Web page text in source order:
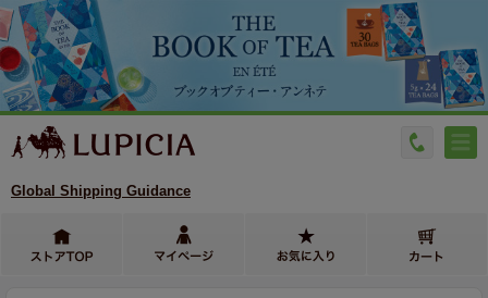
Global Shipping Guidance